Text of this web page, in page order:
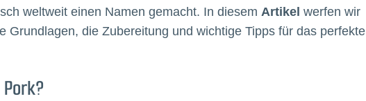
weltweit einen Namen gemacht. In diesem Artikel werfen wir
Grundlagen, die Zubereitung und wichtige Tipps für das perfekte